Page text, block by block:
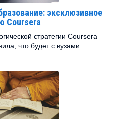
эксклюзивное
Coursera
стратегии Coursera
что будет с вузами.